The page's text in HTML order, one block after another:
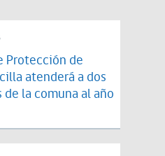
Protección de
atenderá a dos
la comuna al año